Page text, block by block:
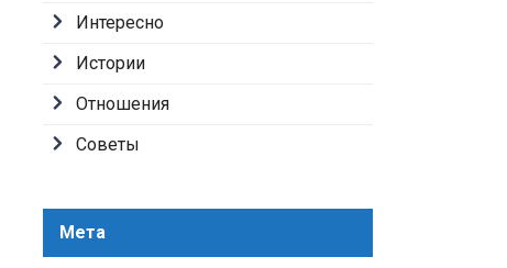
Интересно
Истории
Отношения
Советы
Мета